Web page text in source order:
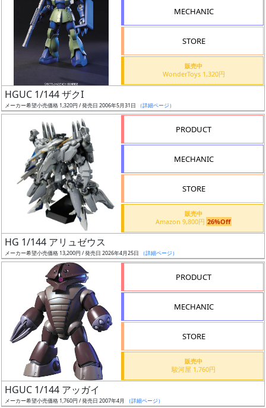
割
引
店
最
安
MECHANIC
STORE
販売中
WonderToys 1,320円
HGUC 1/144 ザクI
メーカー希望小売価格 1,320円 / 発売日 2006年5月31日 （詳細ページ）
PRODUCT
MECHANIC
STORE
販売中
Amazon 9,800円 26%Off
HG 1/144 アリュゼウス
メーカー希望小売価格 13,200円 / 発売日 2026年4月25日 （詳細ページ）
PRODUCT
MECHANIC
STORE
販売中
駿河屋 1,760円
HGUC 1/144 アッガイ
メーカー希望小売価格 1,760円 / 発売日 2007年4月 （詳細ページ）